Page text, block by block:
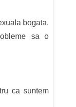
bogata.
sa o
ca suntem